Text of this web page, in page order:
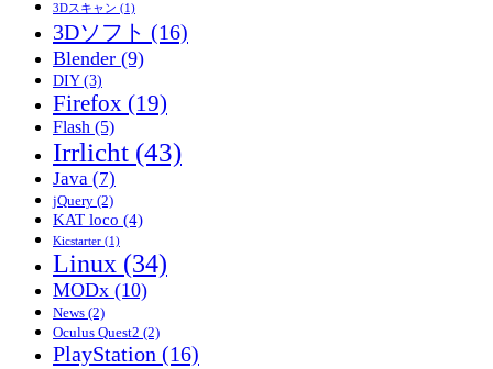
開！
足
踏
み
VR
に
よ
る
フ
ィ
ッ
ト
ネ
ス
管
理
3Dスキャン (1)
3Dソフト (16)
Blender (9)
DIY(3)
Firefox (19)
Flash (5)
Irrlicht (43)
Java (7)
jQuery (2)
KAT loco (4)
Kicstarter (1)
Linux (34)
MODx (10)
News (2)
Oculus Quest2 (2)
PlayStation (16)